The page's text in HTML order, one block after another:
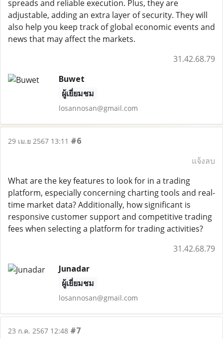
spreads and reliable execution. Plus, they are
adjustable, adding an extra layer of security. They will
also help you keep track of global economic events and
news that may affect the markets.
31.42.68.79
Buwet
ผู้เยี่ยมชม
losannosan@gmail.com
29 เม.ย 2567 13:11 #6
แจ้งลบ
What are the key features to look for in a trading
platform, especially concerning charting tools and real-
time market data? Additionally, how significant is
responsive customer support and competitive trading
fees when selecting a platform for trading activities?
31.42.68.79
Junadar
ผู้เยี่ยมชม
losannosan@gmail.com
23 ก.ค. 2567 12:48 #7